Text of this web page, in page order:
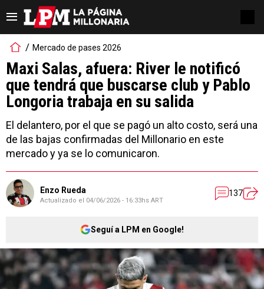
Mercado de pases 2026
Maxi Salas, afuera: River le notificó
que tendrá que buscarse club y Pablo
Longoria trabaja en su salida
El delantero, por el que se pagó un alto costo, será una
de las bajas confirmadas del Millonario en este
mercado y ya se lo comunicaron.
Enzo Rueda
Actualizado el 04/06/2026 - 16:33hs ART
137
Seguí a LPM en Google!